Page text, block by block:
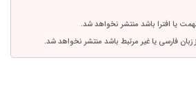
یا افترا باشد منتشر نخواهد شد.
زبان فارسی یا غیر مرتبط باشد منتشر نخواهد شد.